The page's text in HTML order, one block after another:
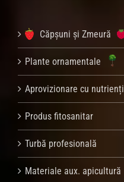
Căpșuni și Zmeură
Plante ornamentale
Aprovizionare cu nutrienți
Produs fitosanitar
Turbă profesională
Materiale aux. apicultură